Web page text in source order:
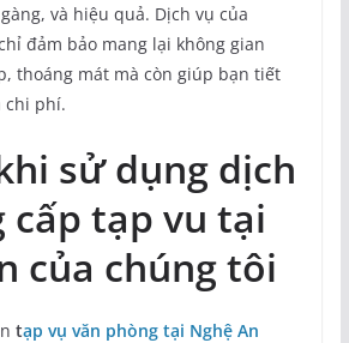
và hiệu quả. Dịch vụ của
đảm bảo mang lại không gian
thoáng mát mà còn giúp bạn tiết
chi phí.
sử dụng dịch
cấp tạp vu tại
của chúng tôi
tạp vụ văn phòng tại Nghệ An